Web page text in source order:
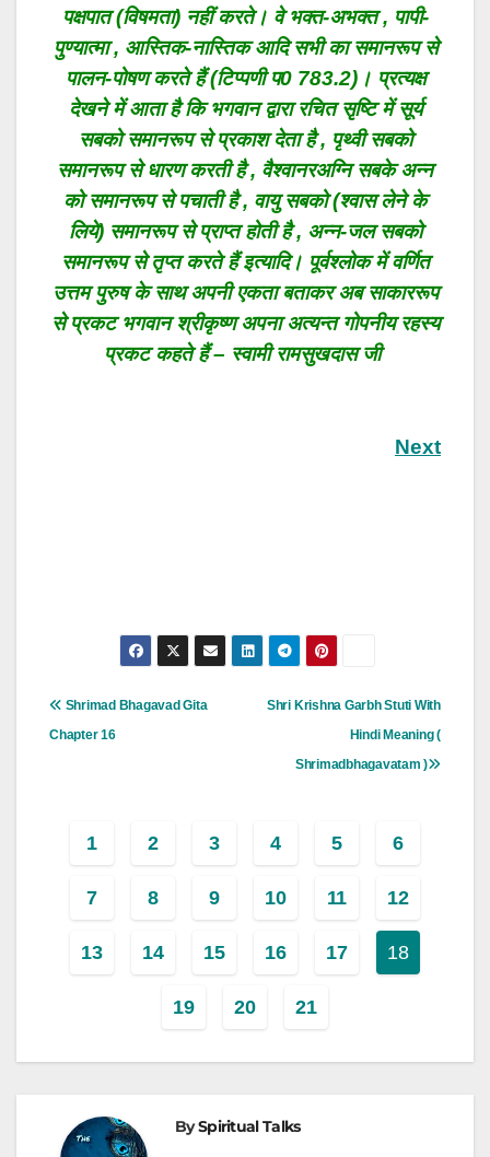
पक्षपात (विषमता) नहीं करते। वे भक्त-अभक्त , पापी-
पुण्यात्मा , आस्तिक-नास्तिक आदि सभी का समानरूप से
पालन-पोषण करते हैं (टिप्पणी प0 783.2)। प्रत्यक्ष
देखने में आता है कि भगवान द्वारा रचित सृष्टि में सूर्य
सबको समानरूप से प्रकाश देता है , पृथ्वी सबको
समानरूप से धारण करती है , वैश्वानरअग्नि सबके अन्न
को समानरूप से पचाती है , वायु सबको (श्वास लेने के
लिये) समानरूप से प्राप्त होती है , अन्न-जल सबको
समानरूप से तृप्त करते हैं इत्यादि। पूर्वश्लोक में वर्णित
उत्तम पुरुष के साथ अपनी एकता बताकर अब साकाररूप
से प्रकट भगवान श्रीकृष्ण अपना अत्यन्त गोपनीय रहस्य
प्रकट कहते हैं – स्वामी रामसुखदास जी
Next
Post
Shri Krishna Garbh Stuti With
Hindi Meaning (
Shrimadbhagavatam )
Shrimad Bhagavad Gita
Chapter 16
1 2 3 4 5 6
7 8 9 10 11 12
13 14 15 16 17 18
19 20 21
BySpiritual Talks